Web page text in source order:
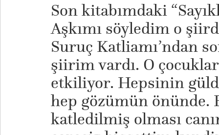
Son kitabımdaki
Aşkımı söyledim o
Suruç Katliamı’ndan
şiirim vardı. O
etkiliyor. Hepsinin
hep gözümün önünde.
katledilmiş olması